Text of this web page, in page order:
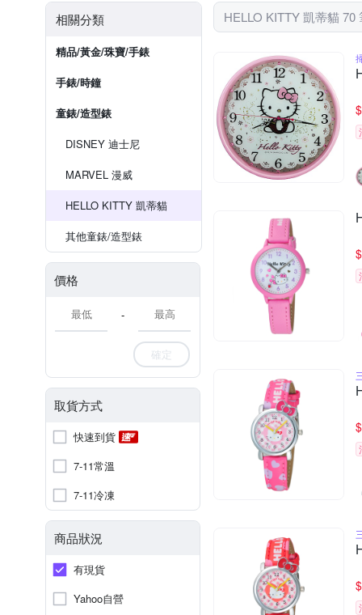
相關分類
精品/黃金/珠寶/手錶
手錶/時鐘
童錶/造型錶
DISNEY 迪士尼
MARVEL 漫威
HELLO KITTY 凱蒂貓
其他童錶/造型錶
價格
-
確定
取貨方式
快速到貨
7-11常溫
7-11冷凍
商品狀況
有現貨
Yahoo自營
HELLO KITTY 凱蒂貓 70
$
$
$
$